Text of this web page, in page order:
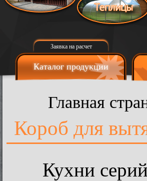
Заявка на расчет
Каталог продукции
Главная
Короб для
Кухни